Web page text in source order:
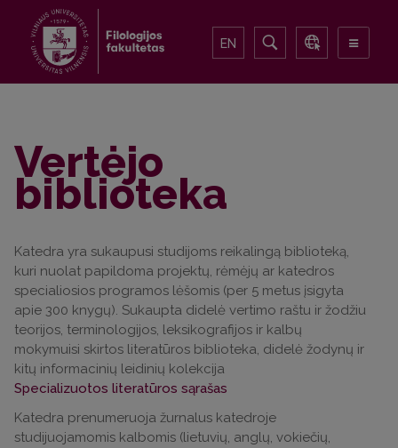
EN
Vertėjo
biblioteka
Katedra yra sukaupusi studijoms reikalingą biblioteką,
kuri nuolat papildoma projektų, rėmėjų ar katedros
specialiosios programos lėšomis (per 5 metus įsigyta
apie 300 knygų). Sukaupta didelė vertimo raštu ir žodžiu
teorijos, terminologijos, leksikografijos ir kalbų
mokymuisi skirtos literatūros biblioteka, didelė žodynų ir
kitų informacinių leidinių kolekcija
Specializuotos literatūros sąrašas
Katedra prenumeruoja žurnalus katedroje
studijuojamomis kalbomis (lietuvių, anglų, vokiečių,